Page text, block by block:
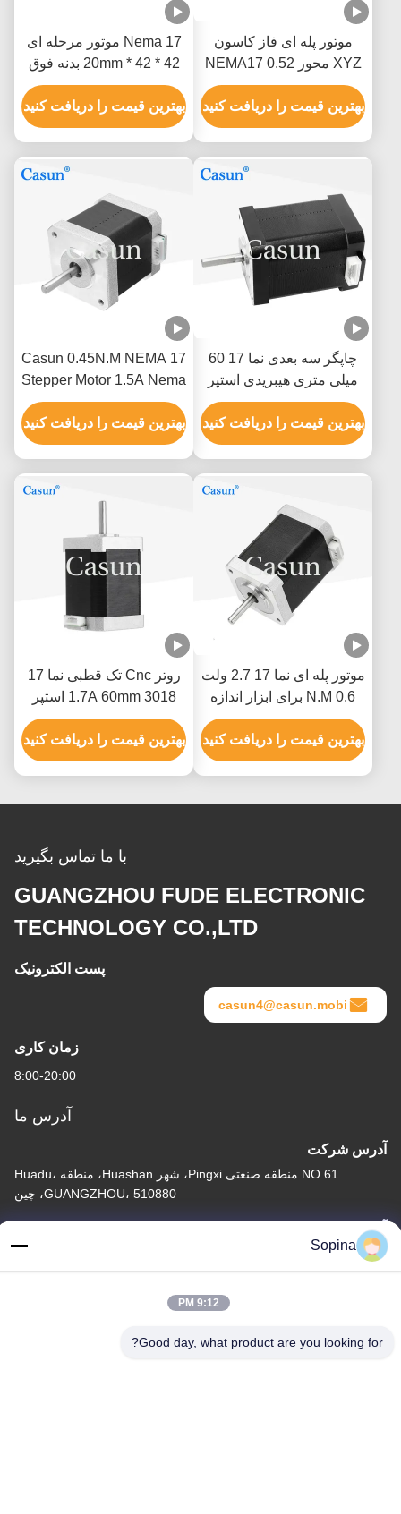
موتور پله ای فاز کاسون
XYZ محور NEMA17 0.52
نیوتن متر
بهترین قیمت را دریافت کنید
Nema 17 موتور مرحله ای
42 * 42 * 20mm بدنه فوق
نازک 1.0A 130mN.m برای
تجهیزات پزشکی
بهترین قیمت را دریافت کنید
چاپگر سه بعدی نما 17 60
میلی متری هیبریدی استپر
موتور 0.5A 0.78N.M 2 فاز
بهترین قیمت را دریافت کنید
Casun 0.45N.M NEMA 17
Stepper Motor 1.5A Nema
17 48mm 2 Phase 1.8
Degree
بهترین قیمت را دریافت کنید
موتور پله ای نما 17 2.7 ولت
0.6 N.M برای ابزار اندازه
گیری XYZ
بهترین قیمت را دریافت کنید
روتر Cnc تک قطبی نما 17
1.7A 60mm 3018 استپر
موتور Cnc
بهترین قیمت را دریافت کنید
با ما تماس بگیرید
GUANGZHOU FUDE ELECTRONIC
TECHNOLOGY CO.,LTD
پست الکترونیک
casun4@casun.mobi
زمان کاری
8:00-20:00
آدرس ما
آدرس شرکت
NO.61 منطقه صنعتی Pingxi، شهر Huashan، منطقه Huadu،
GUANGZHOU، 510880، چین
آدرس کارخانه
GUANGZHOU، 510880، چین
Sopina
9:12 PM
Good day, what product are you looking for?